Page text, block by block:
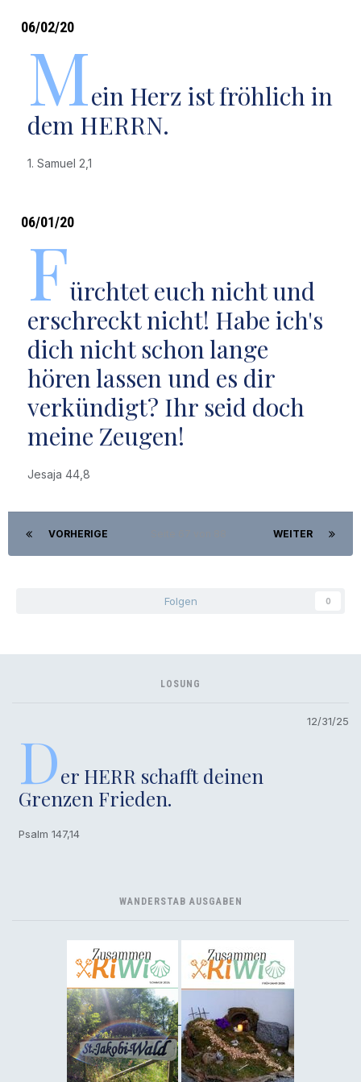
06/02/20
Mein Herz ist fröhlich in
dem HERRN.
1. Samuel 2,1
06/01/20
Fürchtet euch nicht und
erschreckt nicht! Habe ich's
dich nicht schon lange
hören lassen und es dir
verkündigt? Ihr seid doch
meine Zeugen!
Jesaja 44,8
VORHERIGE WEITER
Folgen 0
LOSUNG
12/31/25
Der HERR schafft deinen
Grenzen Frieden.
Psalm 147,14
WANDERSTAB AUSGABEN